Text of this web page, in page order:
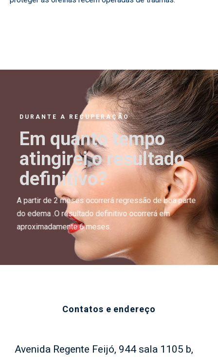
DURANTE A RECUPERAÇÃO
Em quanto tempo
atingirei o resultado
definitivo?
A partir de 2 meses ocorrerá regressão de boa parte
do edema .O resultado definitivo ocorrerá em
aproximadamente 6 meses.
Contatos e endereço
Avenida Regente Feijó, 944 sala 1105 b,